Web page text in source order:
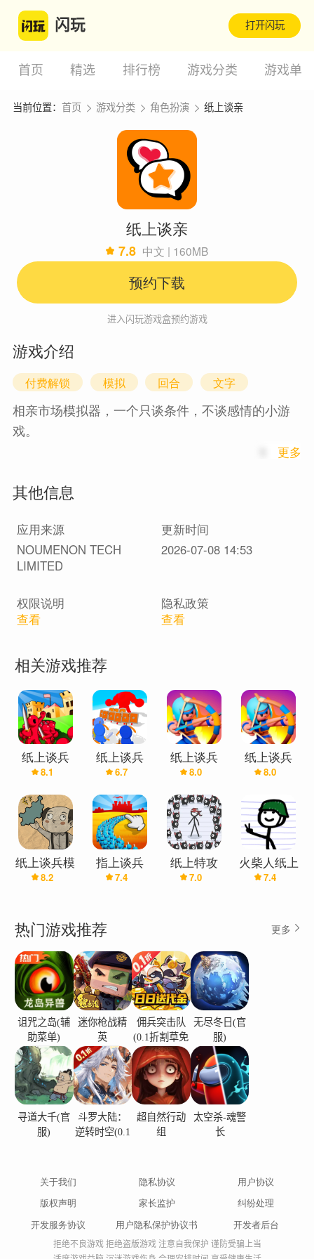
闪玩 打开闪玩
首页 精选 排行榜 游戏分类 游戏单
当前位置： 首页 游戏分类 角色扮演 纸上谈亲
纸上谈亲
7.8 中文 | 160MB
预约下载
进入闪玩游戏盒预约游戏
游戏介绍
付费解锁 模拟 回合 文字
相亲市场模拟器，一个只谈条件，不谈感情的小游
戏。
在明码标价的婚恋市场展开博弈。学历、收入、家
化作游戏属性，以模拟真实的婚恋市场，在幽默中
体验中国式相亲。
更多
其他信息
应用来源
更新时间
NOUMENON TECH
LIMITED
2026-07-08 14:53
权限说明
查看
隐私政策
查看
相关游戏推荐
纸上谈兵
8.1
纸上谈兵
6.7
纸上谈兵
(辅助菜单)
8.0
纸上谈兵
8.0
纸上谈兵模
拟器
8.2
指上谈兵
7.4
纸上特攻
7.0
火柴人纸上
战争(鲤鱼
7.4
热门游戏推荐 更多
诅咒之岛(辅
助菜单)
迷你枪战精
英
佣兵突击队
(0.1折割草免
费版)
无尽冬日(官
服)
寻道大千(官
服)
斗罗大陆：
逆转时空(0.1
超自然行动
组
太空杀-魂警
长
关于我们 隐私协议
用户协议
版权声明
家长监护
纠纷处理
开发服务协议
用户隐私保护协议书 开发者后台
拒绝不良游戏 拒绝盗版游戏 注意自我保护 谨防受骗上当